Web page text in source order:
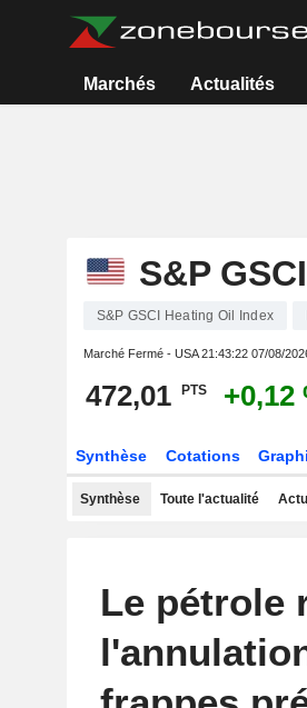
Marchés Actualités
S&P
S&P GSCI Heating Oil Index
Marché Fermé - USA21:43:22 07/08/
472,01 PTS +0,12
Synthèse Cotations
Synthèse Toute l'actualité
Le pétrole